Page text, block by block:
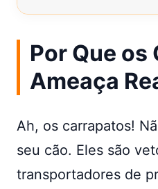
Por Que
Ameaça
Ah, os carrapatos!
seu cão. Eles são
transportadores de